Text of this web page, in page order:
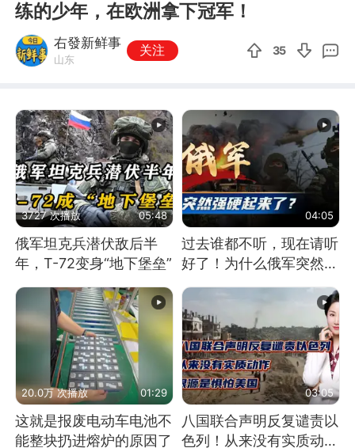
练的少年，在欧洲拿下冠军！
右發新鲜事
山东
关注 35
3727 次播放 05:48
俄军坦克兵潜伏敌后半
年，T-72变身“地下堡垒”
04:05
过去谁都不听，现在请听
好了！为什么俄军突然强
硬起来了？
20.0万 次播放 01:29
这就是报废电动车电池不
能整块扔进熔炉的原因了
03:05
八国联合声明反复谴责以
色列！从来没有实质动